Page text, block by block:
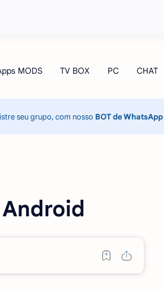
seu grupo, com nosso BOT de WhatsApp
Android